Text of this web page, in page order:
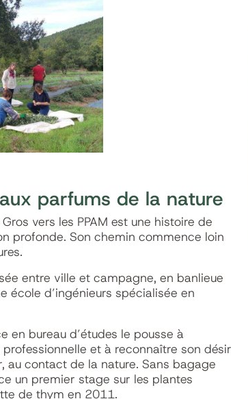
parfums de la nature
vers les PPAM est une histoire de
profonde. Son chemin commence loin
entre ville et campagne, en banlieue
école d’ingénieurs spécialisée en
en bureau d’études le pousse à
et à reconnaître son désir
au contact de la nature. Sans bagage
un premier stage sur les plantes
de thym en 2011.